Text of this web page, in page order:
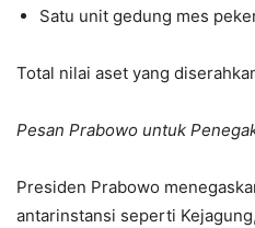
Satu unit gedung mes
Total nilai aset yang
Pesan Prabowo untuk
Presiden Prabowo
antarinstansi seperti